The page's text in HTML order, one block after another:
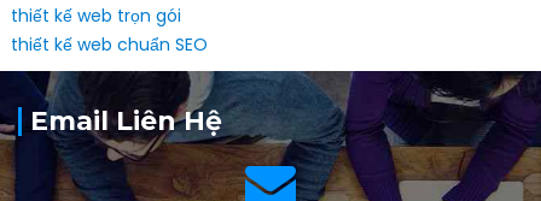
thiết kế web trọn gói
thiết kế web chuẩn SEO
Email Liên Hệ